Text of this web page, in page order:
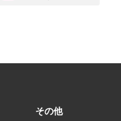
その他